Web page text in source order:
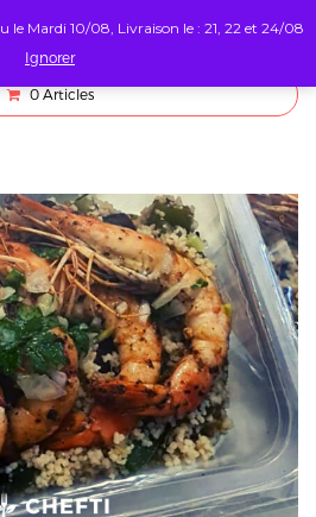
0 Articles
le Mardi 10/08, Livraison le : 21, 22 et 24/08
Ignorer